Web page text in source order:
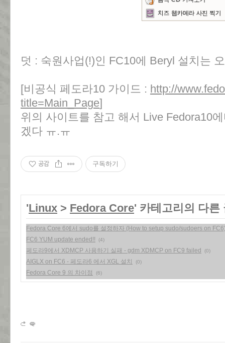
덧 : 숙원사업(!)인 FC10에 Beryl 설치는
[비공식 페도라10 가이드 : http://
title=Main_Page]
위의 사이트를 참고 해서 Live Fedora10
겠다 ㅠ.ㅠ
공감 구독하기
'Linux > Fedora Core' 카테고리의 다른
Fedora Core 6에서 sudo를 설정하자 (How to setup sudo/sudoers on
FC6 YUM update ended!!
(4)
페도라9에서 XDMCP 사용하기 실패 - gdm XDMCP on FC9 failed (0)
AIGLX on FC6 - 페도라6 에서 XGL 설치 (0)
Fedora Core 9 의 차이점 (6)